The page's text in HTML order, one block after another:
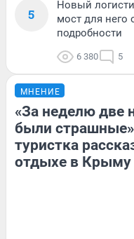
5
Новый
мост для него
подробности
6 380 5
МНЕНИЕ
«За неделю две
были
туристка
отдыхе в Крыму